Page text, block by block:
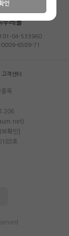
두레몰
04-533960
0009-6589-71
고객센터
욱
206
보확인]
호
인